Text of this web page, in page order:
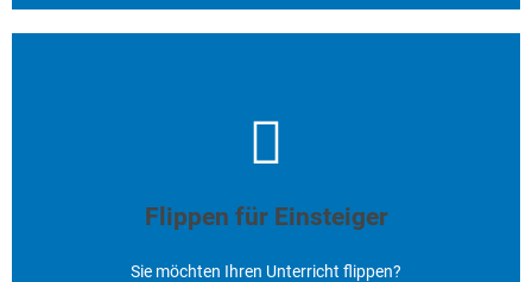
Flippen für Einsteiger
Sie möchten Ihren Unterricht flippen?